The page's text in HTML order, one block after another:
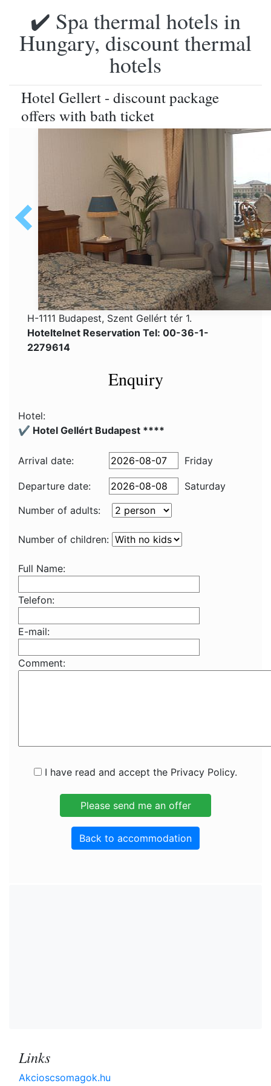
✔️ Spa thermal hotels in
Hungary, discount thermal
hotels
Hotel Gellert - discount package
offers with bath ticket
H-1111 Budapest, Szent Gellért tér 1.
Hoteltelnet Reservation Tel: 00-36-1-
2279614
Enquiry
Hotel:
✔️ Hotel Gellért Budapest ****
Arrival date: Friday
Departure date:
Saturday
Number of adults:
Number of children:
Full Name:
Telefon:
E-mail:
Comment:
I have read and accept the Privacy Policy.
Back to accommodation
Links
Akcioscsomagok.hu